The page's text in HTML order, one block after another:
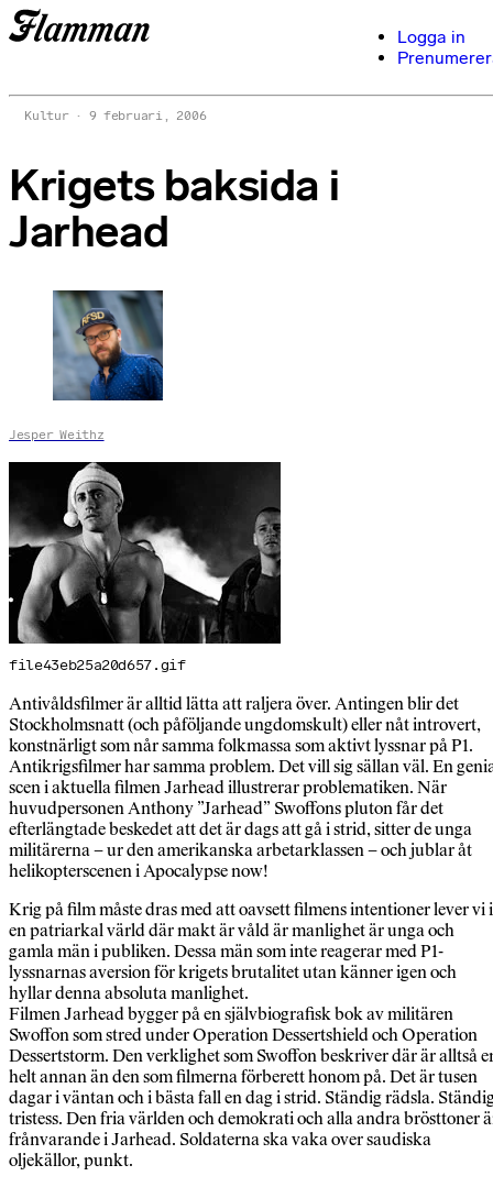
Logga in
Kultur 9 februari, 2006
Krigets baksida i
Jarhead
Jesper Weithz
file43eb25a20d657.gif
Antivåldsfilmer är alltid lätta att raljera över. Antingen blir det
Stockholmsnatt (och påföljande ungdomskult) eller nåt introvert,
konstnärligt som når samma folkmassa som aktivt lyssnar på P1.
Antikrigsfilmer har samma problem. Det vill sig sällan väl. En
scen i aktuella filmen Jarhead illustrerar problematiken. När
huvudpersonen Anthony ”Jarhead” Swoffons pluton får det
efterlängtade beskedet att det är dags att gå i strid, sitter de unga
militärerna – ur den amerikanska arbetarklassen – och jublar åt
helikopterscenen i Apocalypse now!
Krig på film måste dras med att oavsett filmens intentioner lever vi i
en patriarkal värld där makt är våld är manlighet är unga och
gamla män i publiken. Dessa män som inte reagerar med P1-
lyssnarnas aversion för krigets brutalitet utan känner igen och
hyllar denna absoluta manlighet.
Filmen Jarhead bygger på en självbiografisk bok av militären
Swoffon som stred under Operation Dessertshield och Operation
Dessertstorm. Den verklighet som Swoffon beskriver där är alltså
helt annan än den som filmerna förberett honom på. Det är tusen
dagar i väntan och i bästa fall en dag i strid. Ständig rädsla.
tristess. Den fria världen och demokrati och alla andra brösttoner
frånvarande i Jarhead. Soldaterna ska vaka over saudiska
oljekällor, punkt.